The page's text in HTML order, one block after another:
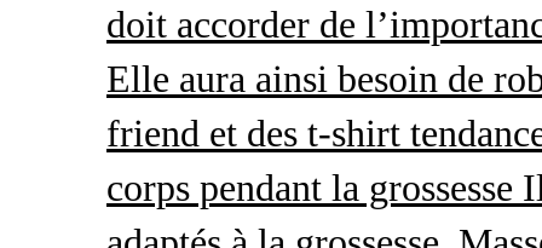
doit accorder de
Elle aura ainsi besoin de
friend et des t-shirt
corps pendant la